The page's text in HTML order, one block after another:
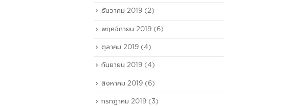
ธันวาคม 2019 (2)
พฤศจิกายน 2019 (6)
ตุลาคม 2019 (4)
กันยายน 2019 (4)
สิงหาคม 2019 (6)
กรกฎาคม 2019 (3)